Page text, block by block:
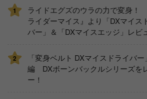
1
ライドエグズのウラの力で変身！
ライダーマイス』より「DXマイス
バー」＆「DXマイスエッジ」レビ
2
「変身ベルト DXマイスドライバ
編 DXボーンバックルシリーズを
ー！